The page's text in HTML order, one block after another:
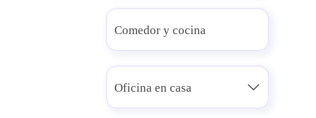
Comedor y cocina
Oficina en casa 